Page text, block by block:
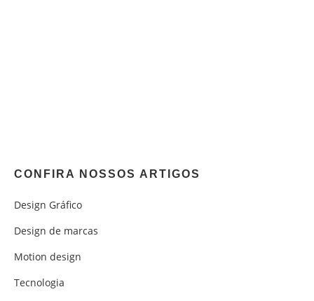
CONFIRA NOSSOS ARTIGOS
Design Gráfico
Design de marcas
Motion design
Tecnologia